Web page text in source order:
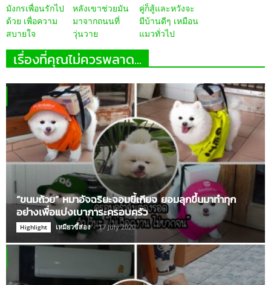
มังกรเพื่อนรักไป
ด้วย เพื่อความ
สบายใจ
หลังเขาช่วยมัน
มาจากถนนที่
วุ่นวาย
คู่ก็สู้และหวังจะ
มีบ้านดีๆ เหมือน
แมวทั่วไป
เรื่องที่คุณไม่ควรพลาด...
“ขนมถ้วย” หมาอัจฉริยะจอมขี้เกียจ ยอมลุกขึ้นมาทำทุก
อย่างเพื่อแบ่งเบาภาระครอบครัว
Highlight เหมียวขี้ส่อง - 17 July 2020